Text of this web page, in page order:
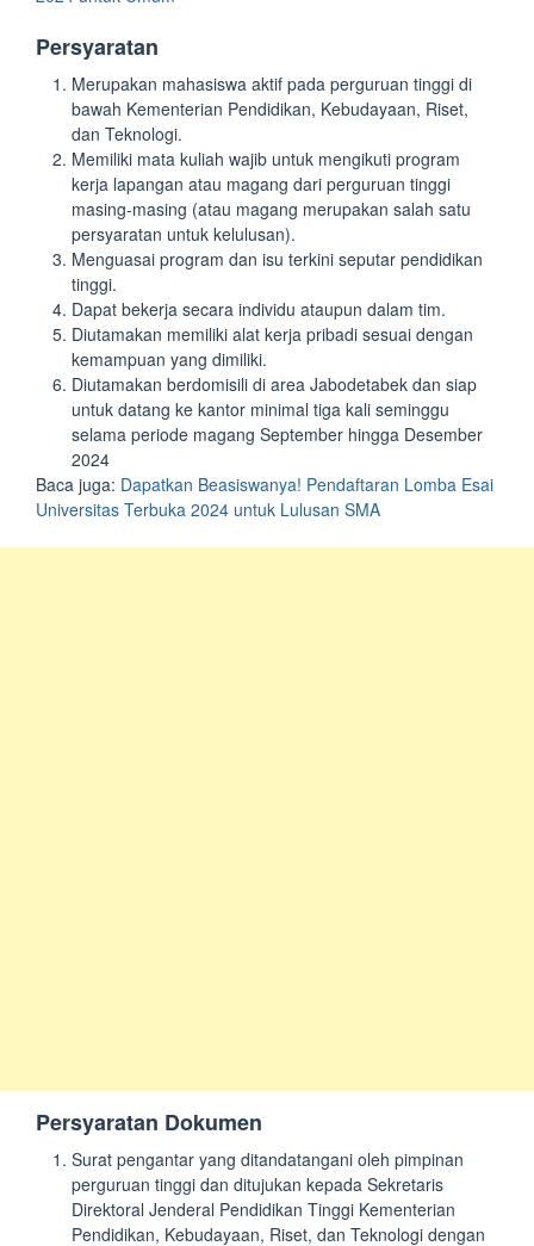
Persyaratan
Merupakan mahasiswa aktif pada perguruan tinggi di
bawah Kementerian Pendidikan, Kebudayaan, Riset,
dan Teknologi.
Memiliki mata kuliah wajib untuk mengikuti program
kerja lapangan atau magang dari perguruan tinggi
masing-masing (atau magang merupakan salah satu
persyaratan untuk kelulusan).
Menguasai program dan isu terkini seputar pendidikan
tinggi.
Dapat bekerja secara individu ataupun dalam tim.
Diutamakan memiliki alat kerja pribadi sesuai dengan
kemampuan yang dimiliki.
Diutamakan berdomisili di area Jabodetabek dan siap
untuk datang ke kantor minimal tiga kali seminggu
selama periode magang September hingga Desember
2024
Baca juga: Dapatkan Beasiswanya! Pendaftaran Lomba Esai
Universitas Terbuka 2024 untuk Lulusan SMA
Persyaratan Dokumen
Surat pengantar yang ditandatangani oleh pimpinan
perguruan tinggi dan ditujukan kepada Sekretaris
Direktoral Jenderal Pendidikan Tinggi Kementerian
Pendidikan, Kebudayaan, Riset, dan Teknologi dengan